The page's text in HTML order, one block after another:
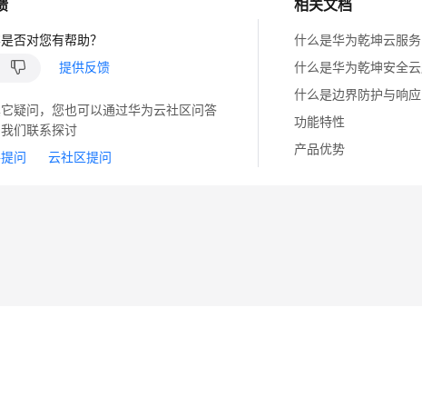
相关文档
什么是华为乾坤云服务
什么是华为乾坤安全
什么是边界防护与响应
功能特性
产品优势
否对您有帮助？
提供反馈
疑问，您也可以通过华为云社区问答
们联系探讨
问
云社区提问